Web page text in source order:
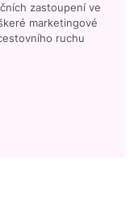
zastoupení ve
marketingové
ruchu